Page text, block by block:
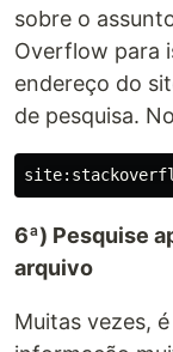
sobre o
Overflow para
endereço do
de pesquisa.
6ª) Pesquise
arquivo
Muitas vezes,